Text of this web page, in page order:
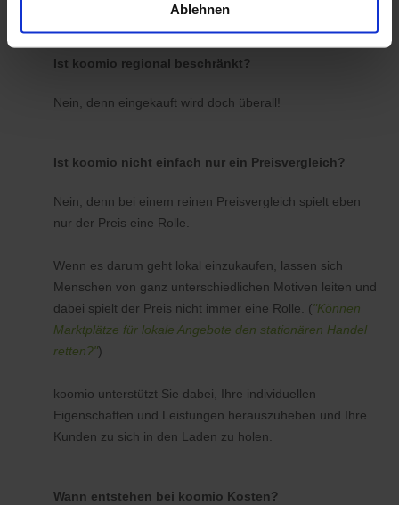
Ablehnen
Ist koomio regional beschränkt?
Nein, denn eingekauft wird doch überall!
Ist koomio nicht einfach nur ein Preisvergleich?
Nein, denn bei einem reinen Preisvergleich spielt eben
nur der Preis eine Rolle.
Wenn es darum geht lokal einzukaufen, lassen sich
Menschen von ganz unterschiedlichen Motiven leiten und
dabei spielt der Preis nicht immer eine Rolle. ("Können
Marktplätze für lokale Angebote den stationären Handel
retten?")
koomio unterstützt Sie dabei, Ihre individuellen
Eigenschaften und Leistungen herauszuheben und Ihre
Kunden zu sich in den Laden zu holen.
Wann entstehen bei koomio Kosten?